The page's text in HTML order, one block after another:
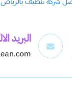
البريد